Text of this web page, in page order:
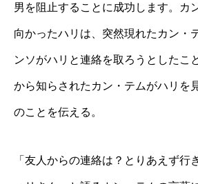
男を阻止することに成功します。カ
向かったハリは、突然現れたカン・
ンソがハリと連絡を取ろうとしたこ
から知らされたカン・テムがハリを
のことを伝える。
「友人からの連絡は？とりあえず行